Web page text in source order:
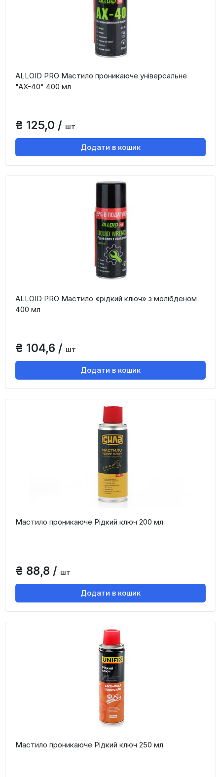
ALLOID PRO Мастило проникаюче універсальне
"АХ-40" 400 мл
₴ 125,0 / шт
Додати в кошик
ALLOID PRO Мастило «рідкий ключ» з молібденом
400 мл
₴ 104,6 / шт
Додати в кошик
Мастило проникаюче Рідкий ключ 200 мл
₴ 88,8 / шт
Додати в кошик
Мастило проникаюче Рідкий ключ 250 мл